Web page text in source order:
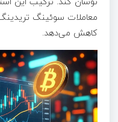
معاملات سوئینگ
کاهش می‌دهد.